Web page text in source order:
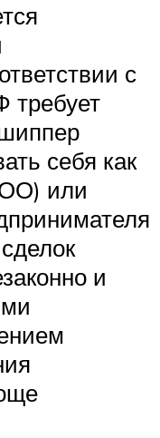
с
требует
себя как
или
и